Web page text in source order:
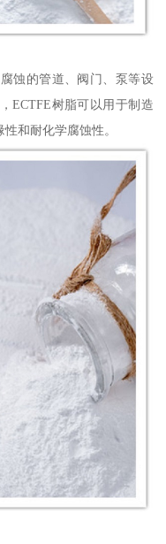
蚀的管道、阀门、泵等设
ECTFE树脂可以用于制造
和耐化学腐蚀性。